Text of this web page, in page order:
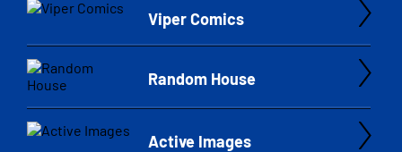
Viper Comics
Random House
Active Images